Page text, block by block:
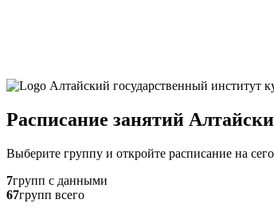
Расписание занятий
Выберите группу и откройте расписание на
7групп с данными
67групп всего